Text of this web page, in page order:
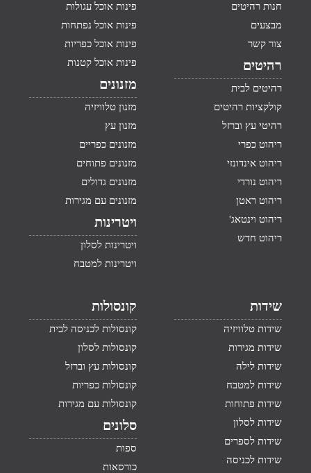
חנות רהיטים
מבצעים
צור קשר
רהיטים
רהיטים לבית
קולקציות רהיטים
רהיטי עץ וברזל
ריהוט כפרי
ריהוט אינדונזי
ריהוט נורדי
ריהוט ראטן
ריהוט וינטאג'
ריהוט חדש
פינות אוכל עגולות
פינות אוכל נפתחות
פינות אוכל כפריות
פינות אוכל קטנות
מזנונים
מזנון טלוויזיה
מזנון עץ
מזנונים כפריים
מזנונים פתוחים
מזנונים גדולים
מזנונים עם מגירות
ויטרינות
ויטרינות לסלון
ויטרינות למטבח
שידות
שידות טלוויזיה
שידות מגירות
שידות לילה
שידות למטבח
שידות פתוחות
שידות לסלון
שידות לספרים
שידות לכניסה
קונסולות
קונסולות לכניסה לבית
קונסולות לסלון
קונסולות עץ וברזל
קונסולות כפריות
קונסולות עם מגירות
סלונים
ספות
כורסאות